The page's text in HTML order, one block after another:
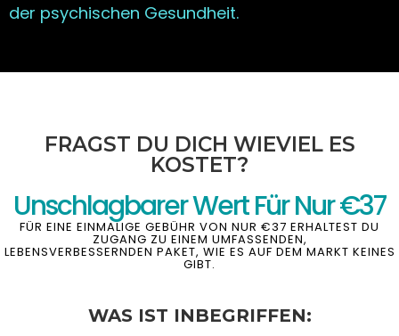
der psychischen Gesundheit.
FRAGST DU DICH WIEVIEL ES
KOSTET?
Unschlagbarer Wert Für Nur €37
FÜR EINE EINMALIGE GEBÜHR VON NUR €37 ERHALTEST DU
ZUGANG ZU EINEM UMFASSENDEN,
LEBENSVERBESSERNDEN PAKET, WIE ES AUF DEM MARKT KEINES
GIBT.
WAS IST INBEGRIFFEN: